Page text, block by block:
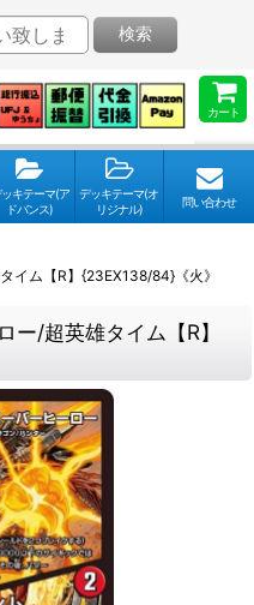
カート
検索
キテーマ(ア
ドバンス)
デッキテーマ(オ
リジナル)
問い合わせ
イム【R】{23EX138/84}《火》
ー/超英雄タイム【R】